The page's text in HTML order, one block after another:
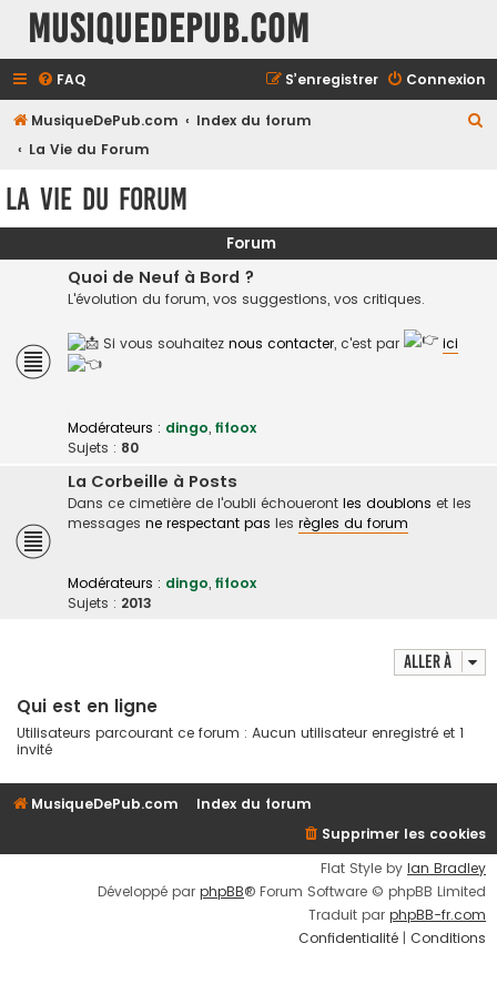
MusiqueDePub.com
FAQ Connexion
S’enregistrer
MusiqueDePub.com
Index du forum
La Vie du Forum
r
La Vie du Forum
Forum
Quoi de Neuf à Bord ?
L'évolution du forum, vos suggestions, vos critiques.
Si vous souhaitez nous contacter, c'est par ici
Modérateurs : dingo, fifoox
Sujets : 80
La Corbeille à Posts
Dans ce cimetière de l'oubli échoueront les doublons et les
messages ne respectant pas les règles du forum
Modérateurs : dingo, fifoox
Sujets : 2013
Aller à
Qui est en ligne
Utilisateurs parcourant ce forum : Aucun utilisateur enregistré et 1
invité
MusiqueDePub.com
Index du forum
Supprimer les cookies
Flat Style by Ian Bradley
Développé par phpBB® Forum Software © phpBB Limited
Traduit par phpBB-fr.com
Confidentialité | Conditions